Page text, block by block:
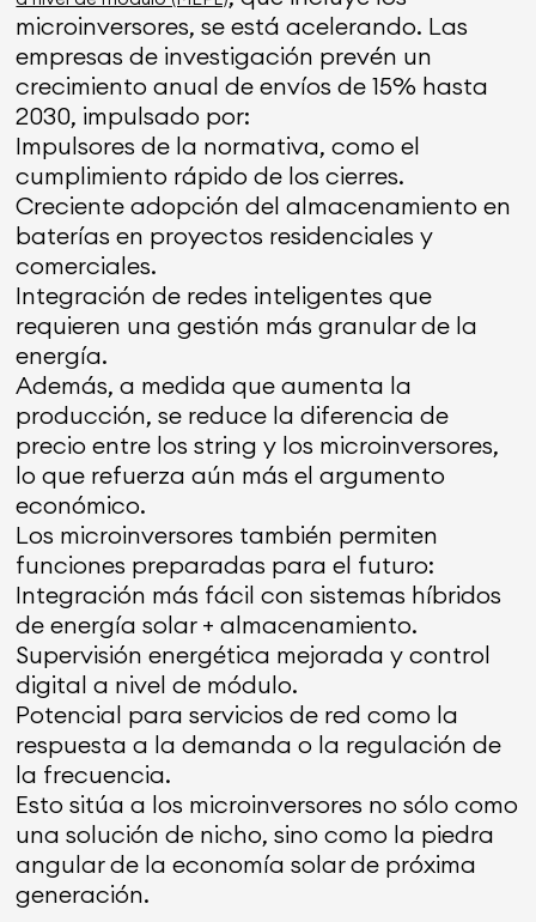
microinversores, se está acelerando. Las
empresas de investigación prevén un
crecimiento anual de envíos de 15% hasta
2030, impulsado por:
Impulsores de la normativa, como el
cumplimiento rápido de los cierres.
Creciente adopción del almacenamiento en
baterías en proyectos residenciales y
comerciales.
Integración de redes inteligentes que
requieren una gestión más granular de la
energía.
Además, a medida que aumenta la
producción, se reduce la diferencia de
precio entre los string y los microinversores,
lo que refuerza aún más el argumento
económico.
Los microinversores también permiten
funciones preparadas para el futuro:
Integración más fácil con sistemas híbridos
de energía solar + almacenamiento.
Supervisión energética mejorada y control
digital a nivel de módulo.
Potencial para servicios de red como la
respuesta a la demanda o la regulación de
la frecuencia.
Esto sitúa a los microinversores no sólo como
una solución de nicho, sino como la piedra
angular de la economía solar de próxima
generación.